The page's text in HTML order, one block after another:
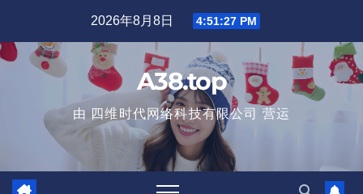
2026年8月8日 4:51:28 PM
A38.top
由 四维时代网络科技有限公司 营运